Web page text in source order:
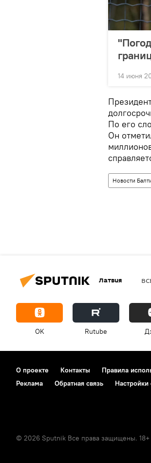
14 июня
По его
Он
Новости
Латвия
OK Rutube
О проекте Контакты Правила
Реклама
Обратная связь Настройки
© 2026 Sputnik Все права защищены. 18+